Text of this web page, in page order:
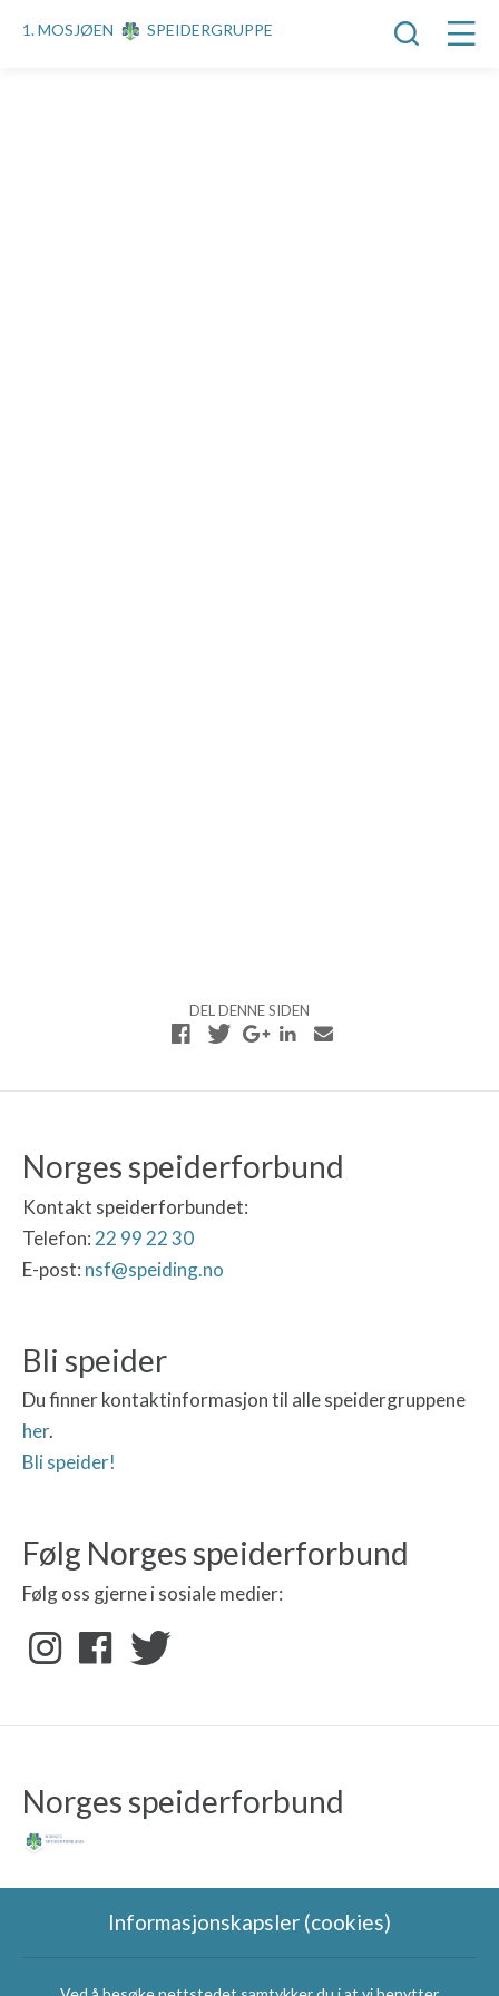
1. MOSJØEN SPEIDERGRUPPE
DEL DENNE SIDEN
Norges speiderforbund
Kontakt speiderforbundet:
Telefon: 22 99 22 30
E-post: nsf@speiding.no
Bli speider
Du finner kontaktinformasjon til alle speidergruppene
her.
Bli speider!
Følg Norges speiderforbund
Følg oss gjerne i sosiale medier:
Norges speiderforbund
Informasjonskapsler (cookies)